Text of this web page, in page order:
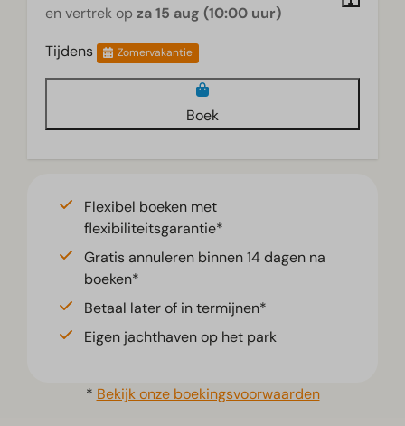
en vertrek op za 15 aug (10:00 uur)
Tijdens
Zomervakantie
Boek
Flexibel boeken met
flexibiliteitsgarantie*
Gratis annuleren binnen 14 dagen na
boeken*
Betaal later of in termijnen*
Eigen jachthaven op het park
* Bekijk onze boekingsvoorwaarden